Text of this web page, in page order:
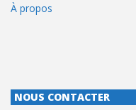
À propos
NOUS CONTACTER